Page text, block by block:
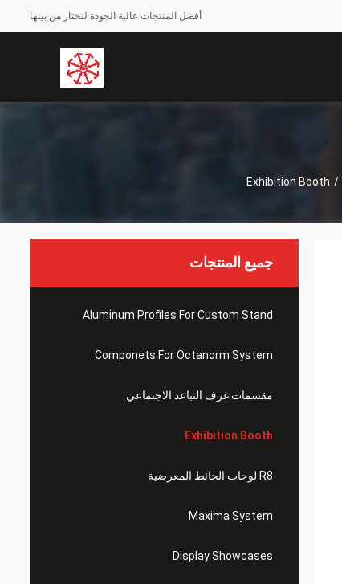
أفضل المنتجات عالية الجودة لتختار من بينها
Exhibition Booth /
جميع المنتجات
Aluminum Profiles For Custom Stand
Componets For Octanorm System
مقسمات غرف التباعد الاجتماعي
Exhibition Booth
R8 لوحات الحائط المعرضية
Maxima System
Display Showcases